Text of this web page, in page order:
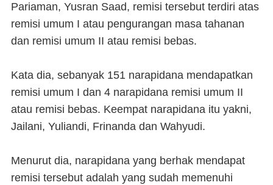
Pariaman, Yusran Saad, remisi tersebut terdiri atas
remisi umum I atau pengurangan masa tahanan
dan remisi umum II atau remisi bebas.
Kata dia, sebanyak 151 narapidana mendapatkan
remisi umum I dan 4 narapidana remisi umum II
atau remisi bebas. Keempat narapidana itu yakni,
Jailani, Yuliandi, Frinanda dan Wahyudi.
Menurut dia, narapidana yang berhak mendapat
remisi tersebut adalah yang sudah memenuhi